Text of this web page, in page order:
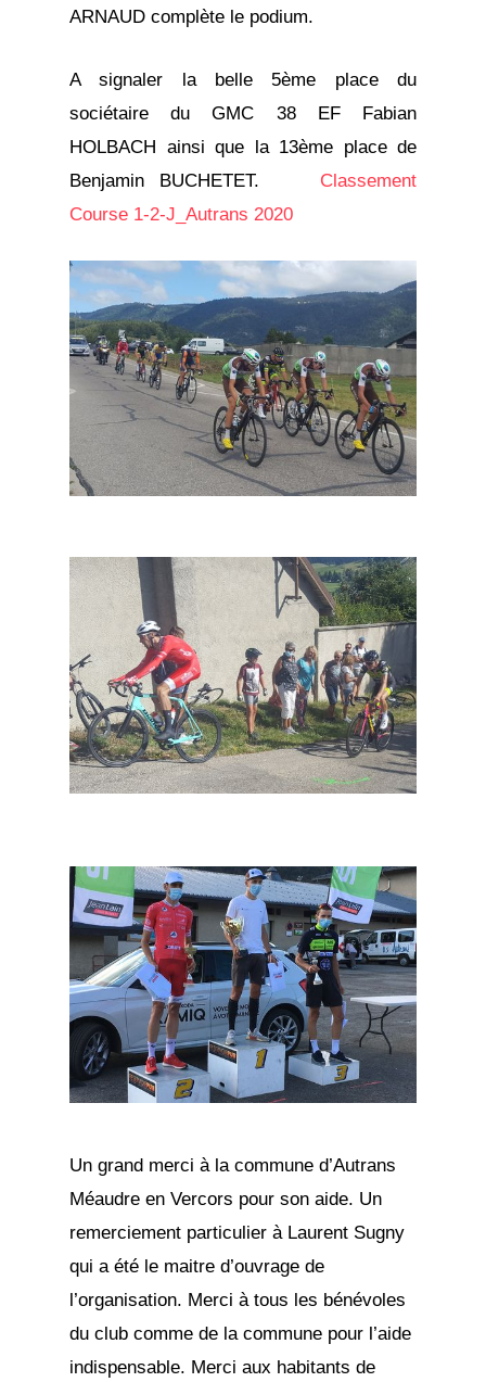
ARNAUD complète le podium.
A signaler la belle 5ème place du
sociétaire du GMC 38 EF Fabian
HOLBACH ainsi que la 13ème place de
Benjamin BUCHETET. Classement
Course 1-2-J_Autrans 2020
Un grand merci à la commune d’Autrans
Méaudre en Vercors pour son aide. Un
remerciement particulier à Laurent Sugny
qui a été le maitre d’ouvrage de
l’organisation. Merci à tous les bénévoles
du club comme de la commune pour l’aide
indispensable. Merci aux habitants de